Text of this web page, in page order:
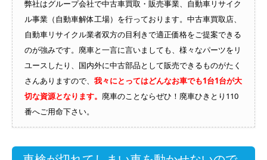
弊社はグループ会社で中古車買取・販売事業、自動車リサイク
ル事業（自動車解体工場）を行っております。中古車買取店、
自動車リサイクル業者双方の目利きで適正価格をご提案できる
のが強みです。廃車と一言に言いましても、様々なパーツをリ
ユースしたり、国内外に中古部品として販売できるものがたく
さんありますので、 我々にとってはどんなお車でも1台1台が大
切な資源となります。 廃車のことならぜひ！廃車ひきとり110
番へご用命下さい。